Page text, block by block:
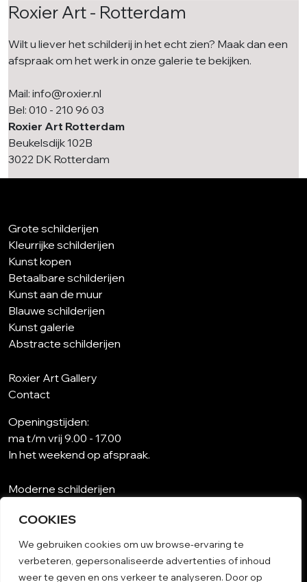
COOKIES
We gebruiken cookies om uw browse-ervaring te
verbeteren, gepersonaliseerde advertenties of inhoud
weer te geven en ons verkeer te analyseren. Door op
Roxier Art - Rotterdam
Wilt u liever het schilderij in het echt zien? Maak dan een
afspraak om het werk in onze galerie te bekijken.
Mail: info@roxier.nl
Bel: 010 - 210 96 03
Roxier Art Rotterdam
Beukelsdijk 102B
3022 DK Rotterdam
Grote schilderijen
Kleurrijke schilderijen
Kunst kopen
Betaalbare schilderijen
Kunst aan de muur
Blauwe schilderijen
Kunst galerie
Abstracte schilderijen
Roxier Art Gallery
Contact
Openingstijden:
ma t/m vrij 9.00 - 17.00
In het weekend op afspraak.
Moderne schilderijen
Kunst op maat
Schilderijen woonkamer
Unieke schilderijen
Kunst op papier